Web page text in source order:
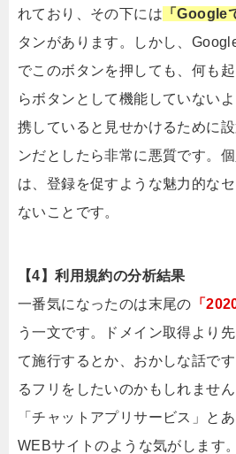
れており、その下には 「Google
タンがあります。しかし、
でこのボタンを押しても、何も
らボタンとして機能していない
携していると見せかけるために
ンだとしたら非常に悪質です。
は、登録を促すような魅力的な
ないことです。
【4】利用規約の分析結果
一番気になったのは末尾の 「
う一文です。ドメイン取得より
て施行するとか、おかしな話で
るフリをしたいのかもしれませ
「チャットアプリサービス」と
WEBサイトのような気がします